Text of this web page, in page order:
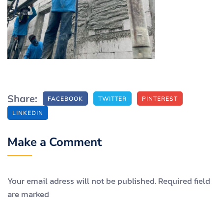
Share: FACEBOOK TWITTER
PINTEREST
LINKEDIN
Make a Comment
Your email adress will not be published. Required field
are marked